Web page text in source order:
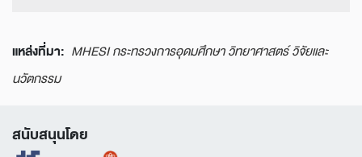
แหล่งที่มา: MHESI กระทรวงการอุดมศึกษา วิทยาศาสตร์ วิจัยและ
นวัตกรรม
สนับสนุนโดย